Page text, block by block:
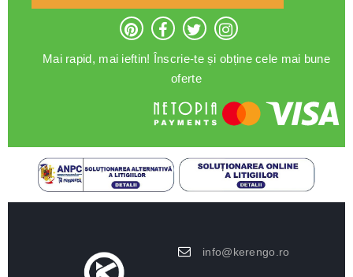
Mai rapid, mai ieftin! Înscrie-te și obține cele mai bune
oferte
info@kerengo.ro